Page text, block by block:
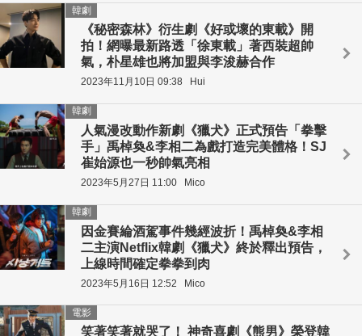
《秘密森林》衍生劇《好或壞的東載》開
拍！網曝最新路透「徐東載」著西裝超帥
氣，朴星雄也將加盟與李浚赫合作
韓劇
2023年11月10日 09:38 Hui
人氣漫改動作新劇《獵犬》正式預告「拳擊
手」禹棹奐&李相二為戲打造完美體格！SJ
崔始源也一秒帥氣亮相
韓劇
2023年5月27日 11:00 Mico
因金賽綸酒駕事件幾經波折！禹棹奐&李相
二主演Netflix韓劇《獵犬》終於釋出預告，
上線時間確定拳拳到肉
韓劇
2023年5月16日 12:52 Mico
笑著笑著就哭了！ 神奇喜劇《熊男》榮登韓
電影